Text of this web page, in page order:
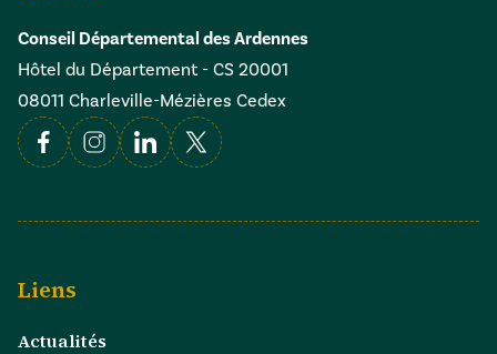
Conseil Départemental des Ardennes
Hôtel du Département - CS 20001
08011 Charleville-Mézières Cedex
FacebookInstagramLinkedin
X
Liens
Actualités